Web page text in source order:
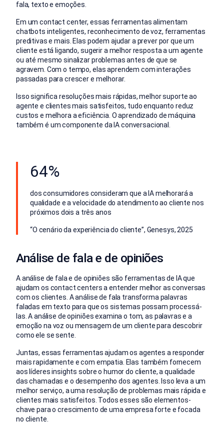
fala, texto e emoções.
Em um contact center, essas ferramentas alimentam
chatbots inteligentes, reconhecimento de voz, ferramentas
preditivas e mais. Elas podem ajudar a prever por que um
cliente está ligando, sugerir a melhor resposta a um agente
ou até mesmo sinalizar problemas antes de que se
agravem. Com o tempo, elas aprendem com interações
passadas para crescer e melhorar.
Isso significa resoluções mais rápidas, melhor suporte ao
agente e clientes mais satisfeitos, tudo enquanto reduz
custos e melhora a eficiência. O aprendizado de máquina
também é um componente da IA conversacional.
64%
dos consumidores consideram que a IA melhorará a
qualidade e a velocidade do atendimento ao cliente nos
próximos dois a três anos
“O cenário da experiência do cliente”, Genesys, 2025
Análise de fala e de opiniões
A análise de fala e de opiniões são ferramentas de IA que
ajudam os contact centers a entender melhor as conversas
com os clientes. A análise de fala transforma palavras
faladas em texto para que os sistemas possam processá-
las. A análise de opiniões examina o tom, as palavras e a
emoção na voz ou mensagem de um cliente para descobrir
como ele se sente.
Juntas, essas ferramentas ajudam os agentes a responder
mais rapidamente e com empatia. Elas também fornecem
aos líderes insights sobre o humor do cliente, a qualidade
das chamadas e o desempenho dos agentes. Isso leva a um
melhor serviço, a uma resolução de problemas mais rápida e
clientes mais satisfeitos. Todos esses são elementos-
chave para o crescimento de uma empresa forte e focada
no cliente.